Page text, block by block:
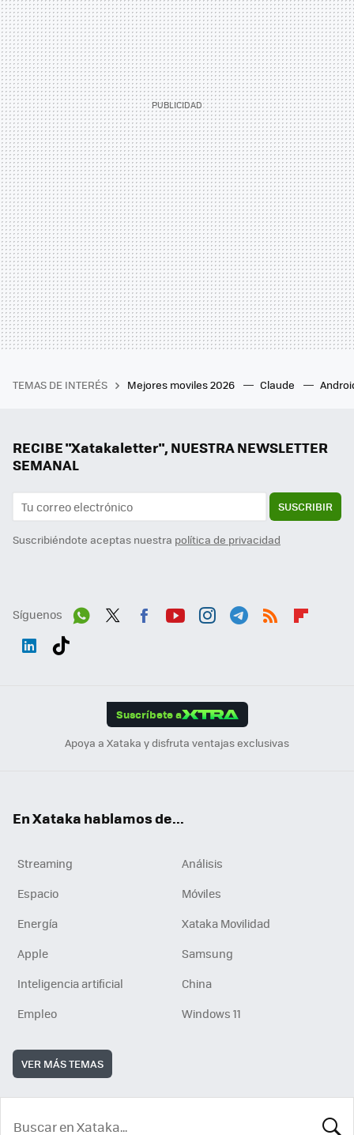
TEMAS DE INTERÉS Mejores moviles 2026 Claude
RECIBE "Xatakaletter", NUESTRA NEWSLETTER
SEMANAL
SUSCRIBIR
Suscribiéndote aceptas nuestra política de privacidad
Síguenos
Suscríbete a
Apoya a Xataka y disfruta ventajas exclusivas
En Xataka hablamos de...
Streaming
Análisis
Espacio
Móviles
Energía
Xataka Movilidad
Apple
Samsung
Inteligencia artificial
China
Empleo
Windows 11
VER MÁS TEMAS